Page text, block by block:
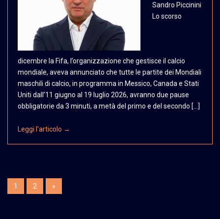
Sandro Piccinini
Lo scorso
dicembre la Fifa, l’organizzazione che gestisce il calcio
mondiale, aveva annunciato che tutte le partite dei Mondiali
maschili di calcio, in programma in Messico, Canada e Stati
Uniti dall’11 giugno al 19 luglio 2026, avranno due pause
obbligatorie da 3 minuti, a metà del primo e del secondo […]
Leggi l'articolo →
1 2 »